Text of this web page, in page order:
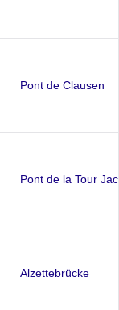
Pont de Clausen
Pont de la Tour
Alzettebrücke